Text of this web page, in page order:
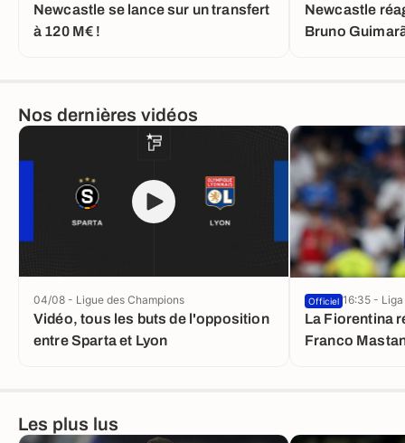
Newcastle se lance sur un transfert
à 120 M€ !
Newcastle
Bruno
Nos dernières vidéos
Vidéo, tous les buts de l'opposition
entre Sparta et Lyon
04/08 - Ligue des Champions
La Fiorentina
Franco
Officiel 16:35 - Liga
Les plus lus